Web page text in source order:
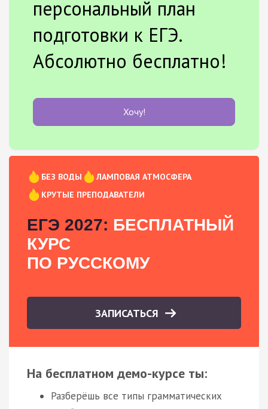
персональный план
подготовки к ЕГЭ.
Абсолютно бесплатно!
Хочу!
БЕЗ ВОДЫ
ЛАМПОВАЯ АТМОСФЕРА
КРУТЫЕ ПРЕПОДАВАТЕЛИ
ЕГЭ 2027: БЕСПЛАТНЫЙ
КУРС
ПО РУССКОМУ
ЗАПИСАТЬСЯ
На бесплатном демо-курсе ты:
Разберёшь все типы грамматических